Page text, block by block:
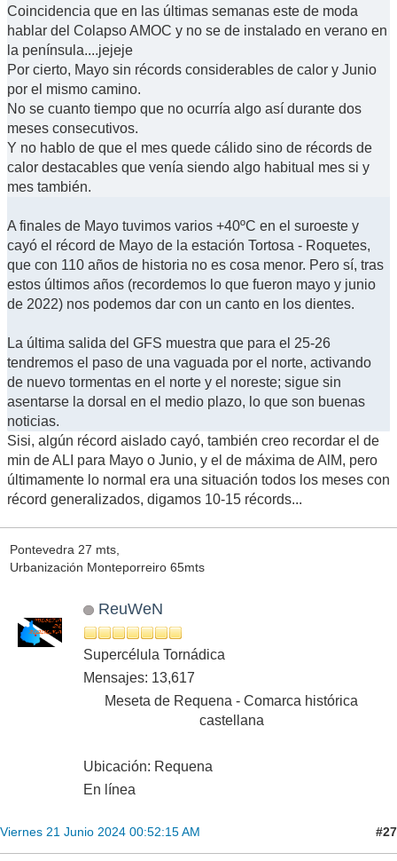
Coincidencia que en las últimas semanas este de moda
hablar del Colapso AMOC y no se de instalado en verano en
la península....jejeje
Por cierto, Mayo sin récords considerables de calor y Junio
por el mismo camino.
No se cuanto tiempo que no ocurría algo así durante dos
meses consecutivos.
Y no hablo de que el mes quede cálido sino de récords de
calor destacables que venía siendo algo habitual mes si y
mes también.
A finales de Mayo tuvimos varios +40ºC en el suroeste y
cayó el récord de Mayo de la estación Tortosa - Roquetes,
que con 110 años de historia no es cosa menor. Pero sí, tras
estos últimos años (recordemos lo que fueron mayo y junio
de 2022) nos podemos dar con un canto en los dientes.
La última salida del GFS muestra que para el 25-26
tendremos el paso de una vaguada por el norte, activando
de nuevo tormentas en el norte y el noreste; sigue sin
asentarse la dorsal en el medio plazo, lo que son buenas
noticias.
Sisi, algún récord aislado cayó, también creo recordar el de
min de ALI para Mayo o Junio, y el de máxima de AlM, pero
últimamente lo normal era una situación todos los meses con
récord generalizados, digamos 10-15 récords...
Pontevedra 27 mts,
Urbanización Monteporreiro 65mts
ReuWeN
Supercélula Tornádica
Mensajes: 13,617
Meseta de Requena - Comarca histórica
castellana
Ubicación: Requena
En línea
Viernes 21 Junio 2024 00:52:15 AM #27